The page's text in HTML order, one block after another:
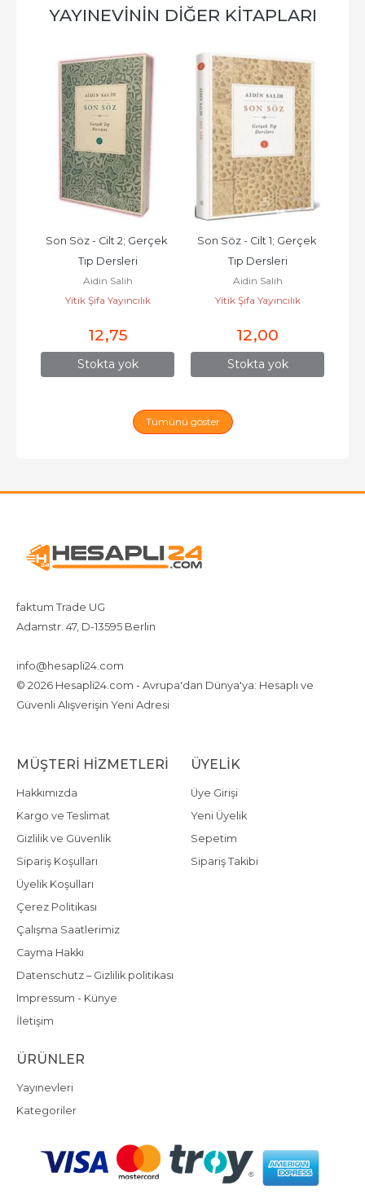
YAYINEVININ DIĞER KITAPLARI
Stokta yok
Son Söz - Cilt 2; Gerçek
Tıp Dersleri
Aidin Salih
Yitik Şifa Yayıncılık
12,75
Stokta yok
Son Söz - Cilt 1; Gerçek
Tıp Dersleri
Aidin Salih
Yitik Şifa Yayıncılık
12,00
Tümünü göster
faktum Trade UG
Adamstr. 47, D-13595 Berlin
info@hesapli24.com
© 2026 Hesapli24.com - Avrupa'dan Dünya'ya: Hesaplı ve
Güvenli Alışverişin Yeni Adresi
MÜŞTERI HIZMETLERI
Hakkımızda
Kargo ve Teslimat
Gizlilik ve Güvenlik
Sipariş Koşulları
Üyelik Koşulları
Çerez Politikası
Çalışma Saatlerimiz
Cayma Hakkı
Datenschutz – Gizlilik politikası
Impressum - Künye
İletişim
ÜYELIK
Üye Girişi
Yeni Üyelik
Sepetim
Sipariş Takibi
ÜRÜNLER
Yayınevleri
Kategoriler